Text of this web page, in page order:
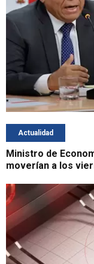
Actualidad
Ministro de
moverían a los